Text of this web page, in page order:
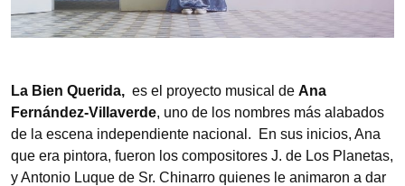
La Bien Querida, es el proyecto musical de Ana
Fernández-Villaverde, uno de los nombres más alabados
de la escena independiente nacional. En sus inicios, Ana
que era pintora, fueron los compositores J. de Los Planetas,
y Antonio Luque de Sr. Chinarro quienes le animaron a dar